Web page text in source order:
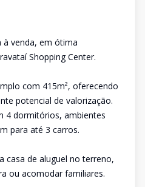
à venda, em ótima
Shopping Center.
com 415m², oferecendo
potencial de valorização.
4 dormitórios, ambientes
para até 3 carros.
casa de aluguel no terreno,
ou acomodar familiares.